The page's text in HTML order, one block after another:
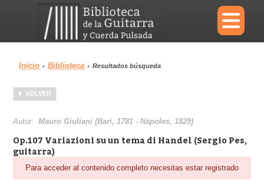
×
Menu
Biblioteca Diccionario
Área personal Reproductor
Inicio › Biblioteca › Resultados búsqueda
VOLVER
Autor:Mauro Giuliani (Bari, 1781 - Nápoles, 1829)
Op.107 Variazioni su un tema di Handel (Sergio Pes,
guitarra)
Para acceder al contenido completo necesitas estar registrado